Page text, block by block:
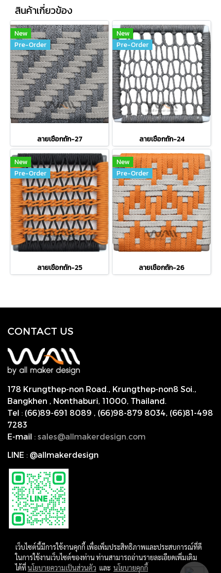
สินค้าเกี่ยวข้อง
New
Pre-Order
ลายเชือกถัก-27
New
Pre-Order
ลายเชือกถัก-24
New
Pre-Order
ลายเชือกถัก-25
New
Pre-Order
ลายเชือกถัก-26
CONTACT US
178 Krungthep-non Road., Krungthep-non8 Soi.,
Bangkhen , Nonthaburi, 11000, Thailand.
Tel : (66)89-691 8089 , (66)98-879 8034, (66)81-498
7283
E-mail : sales@allmakerdesign.com
LINE : @allmakerdesign
เว็บไซต์นี้มีการใช้งานคุกกี้ เพื่อเพิ่มประสิทธิภาพและประสบการณ์ที่ดี
ในการใช้งานเว็บไซต์ของท่าน ท่านสามารถอ่านรายละเอียดเพิ่มเติม
ได้ที่นโยบายความเป็นส่วนตัว และ นโยบายคุกกี้